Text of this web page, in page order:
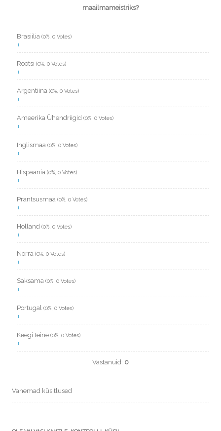
maailmameistriks?
Brasiilia (0%, 0 Votes)
Rootsi (0%, 0 Votes)
Argentiina (0%, 0 Votes)
Ameerika Ühendriigid (0%, 0 Votes)
Inglismaa (0%, 0 Votes)
Hispaania (0%, 0 Votes)
Prantsusmaa (0%, 0 Votes)
Holland (0%, 0 Votes)
Norra (0%, 0 Votes)
Saksama (0%, 0 Votes)
Portugal (0%, 0 Votes)
Keegi teine (0%, 0 Votes)
Vastanuid: 0
Vanemad küsitlused